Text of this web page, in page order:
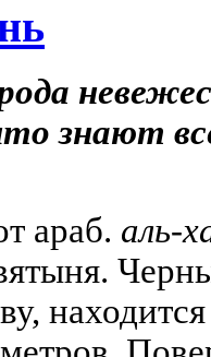
знают
араб. аль-